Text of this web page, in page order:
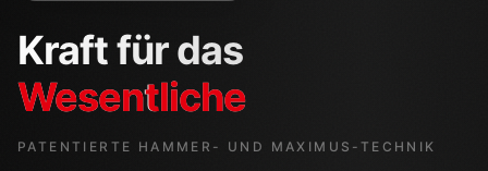
Kraft für das
Wesentliche
PATENTIERTE HAMMER- UND MAXIMUS-TECHNIK